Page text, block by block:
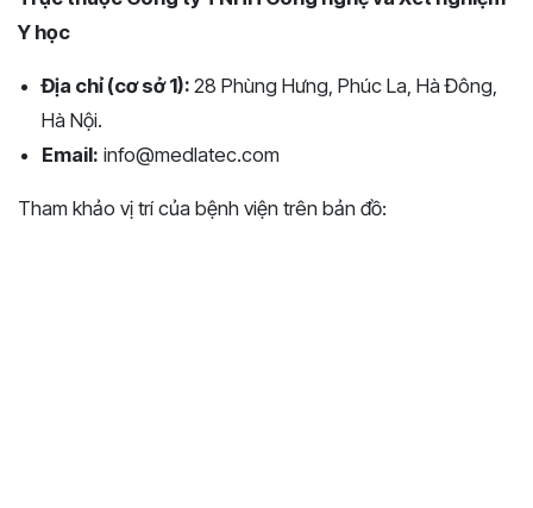
Y học
Địa chỉ (cơ sở 1): 28 Phùng Hưng, Phúc La, Hà Đông,
Hà Nội.
Email: info@medlatec.com
Tham khảo vị trí của bệnh viện trên bản đồ: